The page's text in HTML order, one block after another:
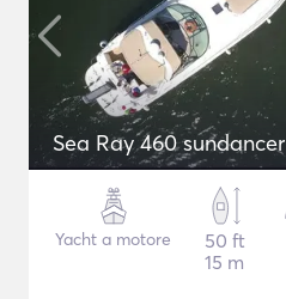
Sea Ray 460 sundancer
Yacht a motore
50 ft
15 m